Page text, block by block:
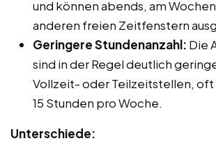
und können abends, am
anderen freien Zeitfenstern
Geringere Stundenanzahl: Die
sind in der Regel deutlich
Vollzeit- oder Teilzeitstellen, oft
15 Stunden pro Woche.
Unterschiede: